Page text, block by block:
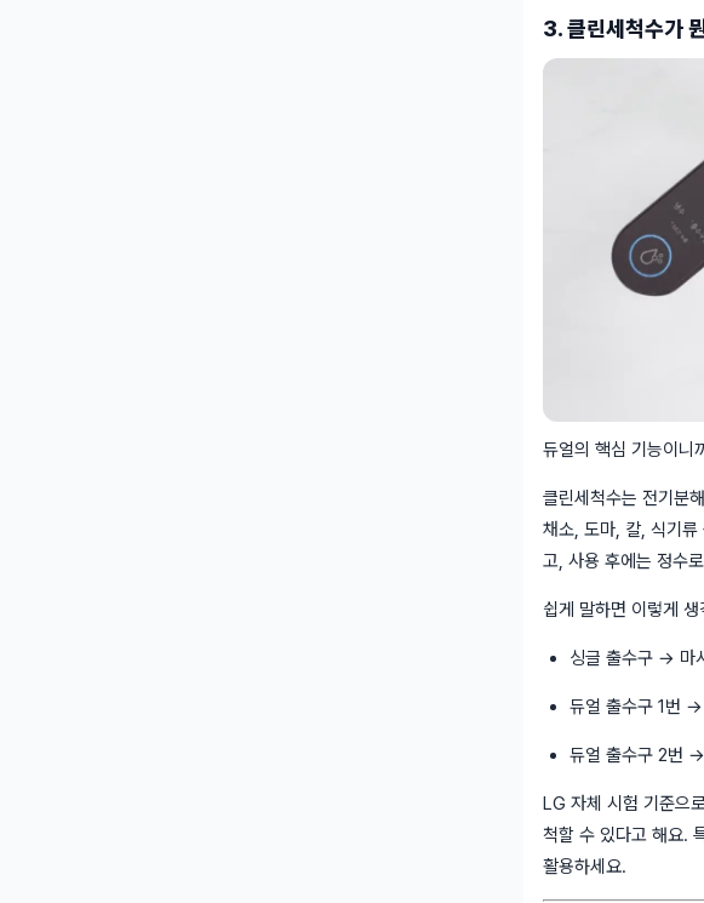
3. 클린세척수가
듀얼의 핵심 기능이니
클린세척수는 전기분
채소, 도마, 칼, 식기류
고, 사용 후에는 정수
쉽게 말하면 이렇게
싱글 출수구 → 마
듀얼 출수구 1번
듀얼 출수구 2번 →
LG 자체 시험 기준으
척할 수 있다고 해요.
활용하세요.